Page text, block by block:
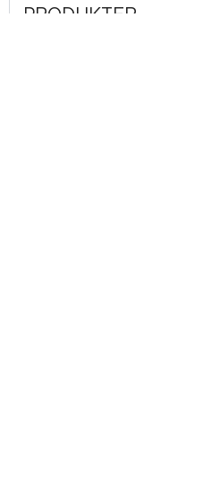
PRODUKTER